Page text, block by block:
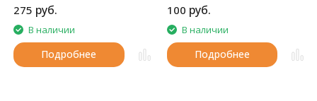
275 руб.
В наличии
Подробнее
100 руб.
В наличии
Подробнее